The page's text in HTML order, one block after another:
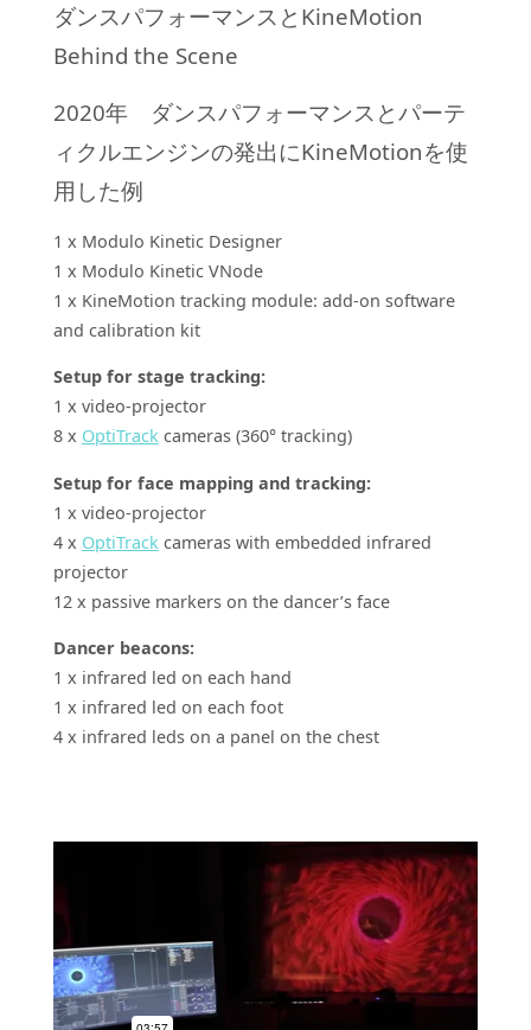
ダンスパフォーマンスとKineMotion
Behind the Scene
2020年 ダンスパフォーマンスとパーテ
ィクルエンジンの発出にKineMotionを使
用した例
1 x Modulo Kinetic Designer
1 x Modulo Kinetic VNode
1 x KineMotion tracking module: add-on software
and calibration kit
Setup for stage tracking:
1 x video-projector
8 x OptiTrackcameras (360° tracking)
Setup for face mapping and tracking:
1 x video-projector
4 x OptiTrack cameras with embedded infrared
projector
12 x passive markers on the dancer’s face
Dancer beacons:
1 x infrared led on each hand
1 x infrared led on each foot
4 x infrared leds on a panel on the chest